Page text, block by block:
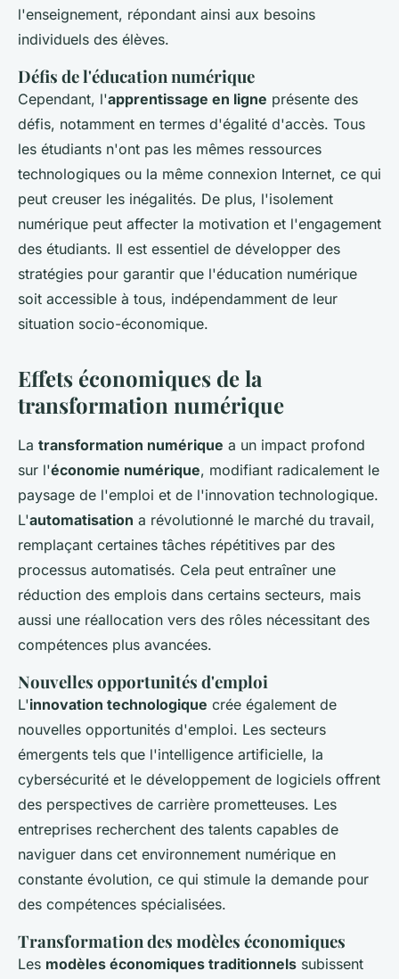
l'enseignement, répondant ainsi aux besoins
individuels des élèves.
Défis de l'éducation numérique
Cependant, l'apprentissage en ligne présente des
défis, notamment en termes d'égalité d'accès. Tous
les étudiants n'ont pas les mêmes ressources
technologiques ou la même connexion Internet, ce qui
peut creuser les inégalités. De plus, l'isolement
numérique peut affecter la motivation et l'engagement
des étudiants. Il est essentiel de développer des
stratégies pour garantir que l'éducation numérique
soit accessible à tous, indépendamment de leur
situation socio-économique.
Effets économiques de la
transformation numérique
La transformation numérique a un impact profond
sur l'économie numérique, modifiant radicalement le
paysage de l'emploi et de l'innovation technologique.
L'automatisation a révolutionné le marché du travail,
remplaçant certaines tâches répétitives par des
processus automatisés. Cela peut entraîner une
réduction des emplois dans certains secteurs, mais
aussi une réallocation vers des rôles nécessitant des
compétences plus avancées.
Nouvelles opportunités d'emploi
L'innovation technologique crée également de
nouvelles opportunités d'emploi. Les secteurs
émergents tels que l'intelligence artificielle, la
cybersécurité et le développement de logiciels offrent
des perspectives de carrière prometteuses. Les
entreprises recherchent des talents capables de
naviguer dans cet environnement numérique en
constante évolution, ce qui stimule la demande pour
des compétences spécialisées.
Transformation des modèles économiques
Les modèles économiques traditionnels subissent